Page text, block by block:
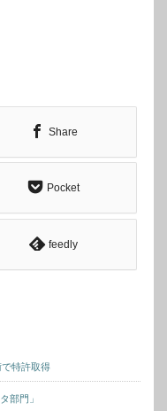
Share
Pocket
feedly
特許取得
部門」